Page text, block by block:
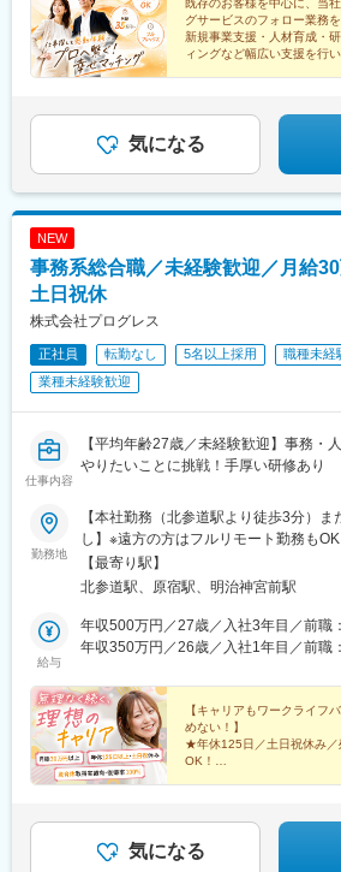
既存のお客様を中心に、当
グサービスのフォロー業務を
新規事業支援・人材育成・
ィングなど幅広い支援を行
気になる
NEW
事務系総合職／未経験歓迎／月給
土日祝休
株式会社プログレス
正社員 転勤なし 5名以上採用
職種未経
業種未経験歓迎
仕事内容
【平均年齢27歳／未経験歓迎】事務
やりたいことに挑戦！手厚い研修あり
勤務地
【本社勤務（北参道駅より徒歩3分）
し】※遠方の方はフルリモート勤務も
す！※研修は本社（東京）にて実施■本
51-10 PORTALPOINT HARAJUKU FD-
線「千駄ヶ谷駅」より徒歩8分・都営地
出口より徒歩8分＝＝＝＝＝＝＝＝＞
越し支援・家賃補助などをサポートし
ートワークが可能週3日リモートワーク
リモート勤務もOK！ライフステージの
き方ができます。
【最寄り駅】
北参道駅、原宿駅、明治神宮前駅
給与
年収500万円／27歳／入社3年目／前職
年収350万円／26歳／入社1年目／前職
【キャリアもワークライフ
めない！】
★年休125日／土日祝休み／
OK！
気になる